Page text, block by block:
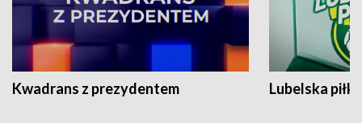
Kwadrans z prezydentem Lubelska piłka